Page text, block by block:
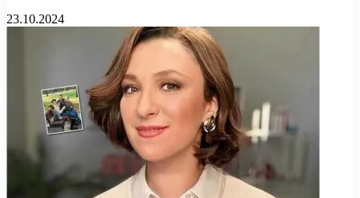
23.10.2024